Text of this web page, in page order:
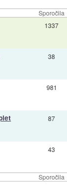
Sporočila
Sporočila
1337
38
981
87
43